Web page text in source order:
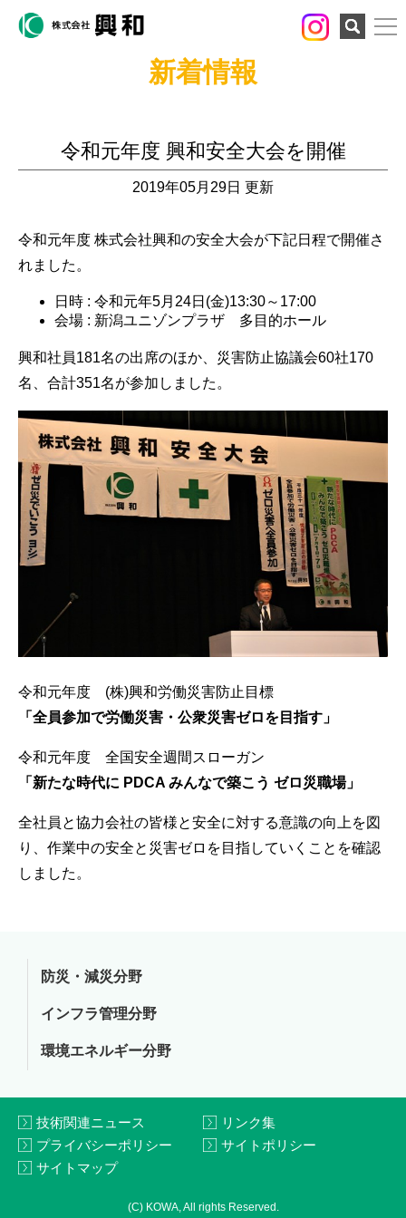
新着情報
令和元年度 興和安全大会を開催
2019年05月29日 更新
令和元年度 株式会社興和の安全大会が下記日程で開催さ
れました。
日時 : 令和元年5月24日(金)13:30～17:00
会場 : 新潟ユニゾンプラザ 多目的ホール
興和社員181名の出席のほか、災害防止協議会60社170
名、合計351名が参加しました。
令和元年度 (株)興和労働災害防止目標
「全員参加で労働災害・公衆災害ゼロを目指す」
令和元年度 全国安全週間スローガン
「新たな時代に PDCA みんなで築こう ゼロ災職場」
全社員と協力会社の皆様と安全に対する意識の向上を図
り、作業中の安全と災害ゼロを目指していくことを確認
しました。
防災・減災分野
インフラ管理分野
環境エネルギー分野
技術関連ニュース
リンク集
プライバシーポリシー
サイトポリシー
サイトマップ
(C) KOWA, All rights Reserved.